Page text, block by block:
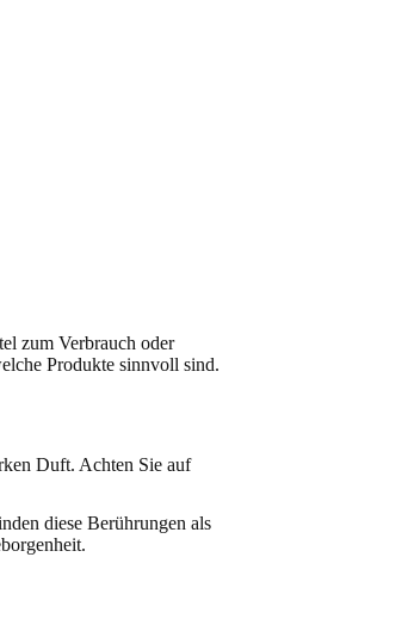
zum Verbrauch oder
Produkte sinnvoll sind.
Duft. Achten Sie auf
diese Berührungen als